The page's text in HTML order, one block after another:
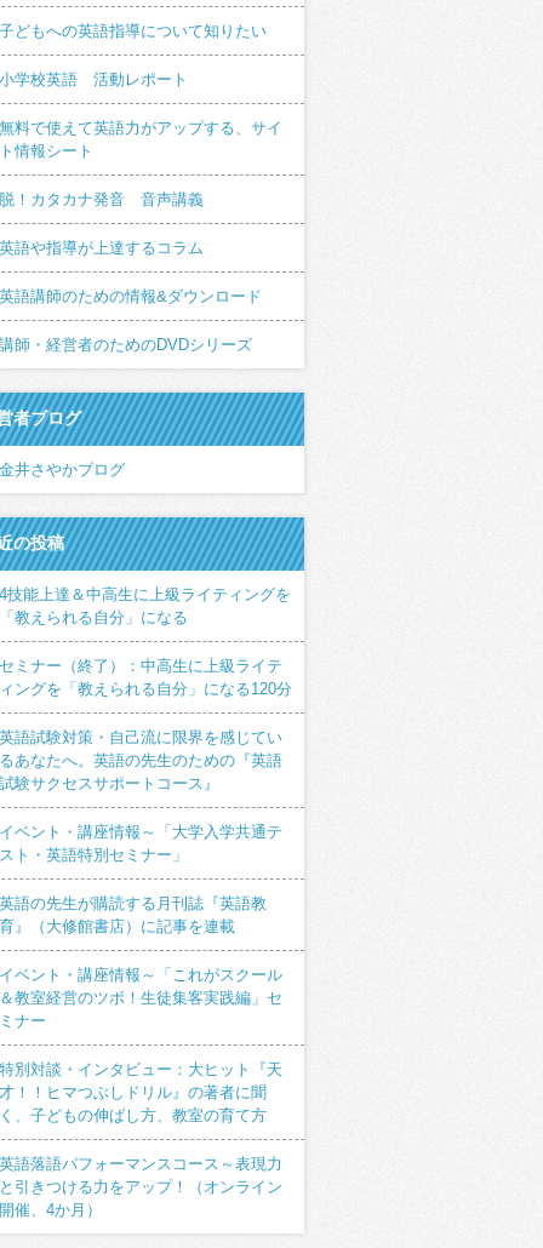
どもへの英語指導について知りたい
学校英語 活動レポート
料で使えて英語力がアップする、サイ
情報シート
！カタカナ発音 音声講義
語や指導が上達するコラム
語講師のための情報&ダウンロード
師・経営者のためのDVDシリーズ
者ブログ
井さやかブログ
の投稿
技能上達＆中高生に上級ライティングを
教えられる自分」になる
ミナー（終了）：中高生に上級ライテ
ングを「教えられる自分」になる120分
語試験対策・自己流に限界を感じてい
あなたへ。英語の先生のための『英語
験サクセスサポートコース』
ベント・講座情報～「大学入学共通テ
ト・英語特別セミナー」
語の先生が購読する月刊誌『英語教
』（大修館書店）に記事を連載
ベント・講座情報～「これがスクール
教室経営のツボ！生徒集客実践編」セ
ナー
別対談・インタビュー：大ヒット『天
！！ヒマつぶしドリル』の著者に聞
、子どもの伸ばし方、教室の育て方
語落語パフォーマンスコース～表現力
引きつける力をアップ！（オンライン
催、4か月）